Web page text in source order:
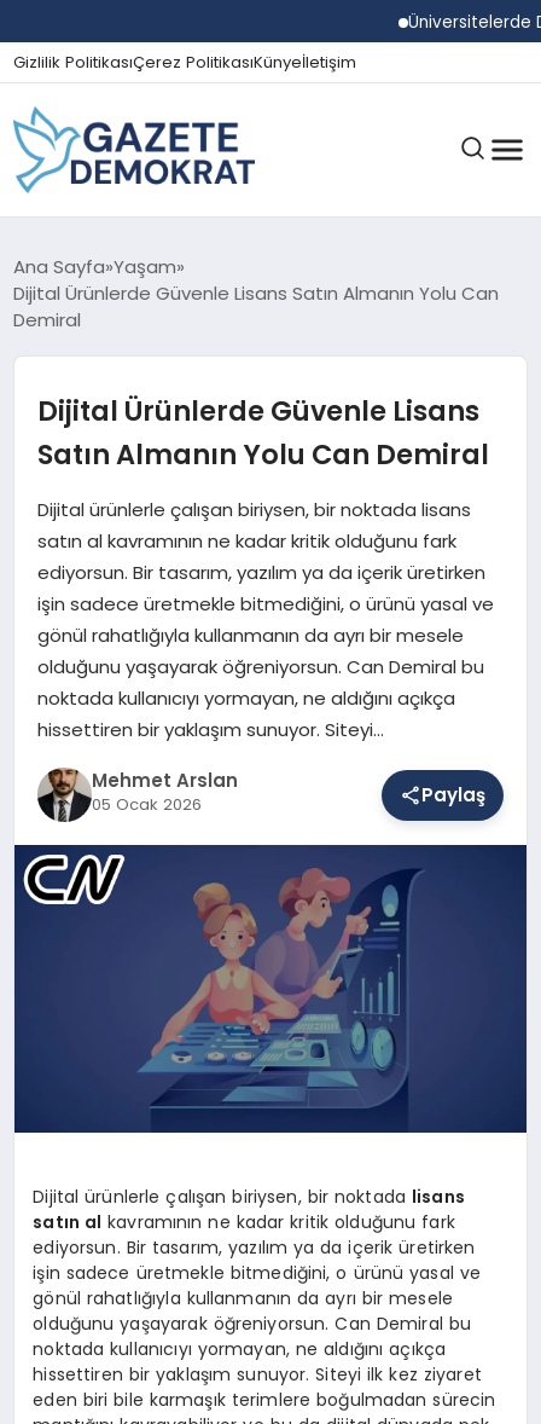
Üniversitelerde
Gizlilik PolitikasıÇerez PolitikasıKünyeİletişim
GÜNDEM
EKONOMI
SPOR
MAGAZIN
SAĞLIK
EĞITIM
DÜNYA
YAŞAM
Ana Sayfa Yaşam
Dijital Ürünlerde Güvenle Lisans Satın Almanın Yolu Can
Demiral
Dijital Ürünlerde Güvenle Lisans
Satın Almanın Yolu Can Demiral
Dijital ürünlerle çalışan biriysen, bir noktada lisans
satın al kavramının ne kadar kritik olduğunu fark
ediyorsun. Bir tasarım, yazılım ya da içerik üretirken
işin sadece üretmekle bitmediğini, o ürünü yasal ve
gönül rahatlığıyla kullanmanın da ayrı bir mesele
olduğunu yaşayarak öğreniyorsun. Can Demiral bu
noktada kullanıcıyı yormayan, ne aldığını açıkça
hissettiren bir yaklaşım sunuyor. Siteyi…
Mehmet Arslan
05 Ocak 2026 Paylaş
Dijital ürünlerle çalışan biriysen, bir noktada lisans
satın al kavramının ne kadar kritik olduğunu fark
ediyorsun. Bir tasarım, yazılım ya da içerik üretirken
işin sadece üretmekle bitmediğini, o ürünü yasal ve
gönül rahatlığıyla kullanmanın da ayrı bir mesele
olduğunu yaşayarak öğreniyorsun. Can Demiral bu
noktada kullanıcıyı yormayan, ne aldığını açıkça
hissettiren bir yaklaşım sunuyor. Siteyi ilk kez ziyaret
eden biri bile karmaşık terimlere boğulmadan sürecin